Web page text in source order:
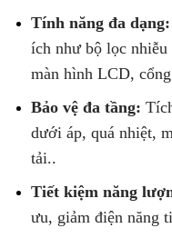
Tính năng đa dạng:
ích như bộ lọc
màn hình LCD,
Bảo vệ đa tầng:
dưới áp, quá nhiệt,
tải..
Tiết kiệm năng
ưu, giảm điện năng